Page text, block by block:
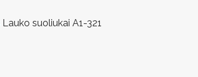
Lauko suoliukai A1-321